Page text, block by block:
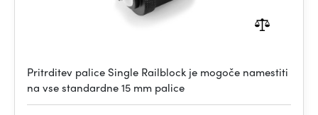
Pritrditev palice Single Railblock je mogoče namestiti
na vse standardne 15 mm palice